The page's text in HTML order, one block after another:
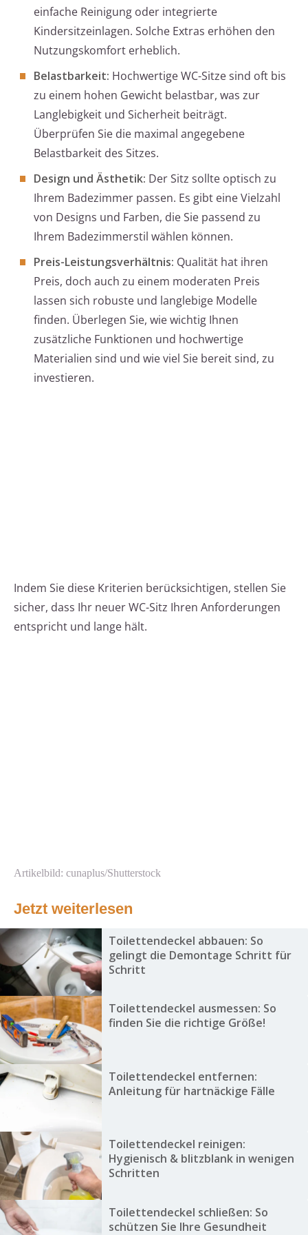
einfache Reinigung oder integrierte
Kindersitzeinlagen. Solche Extras erhöhen den
Nutzungskomfort erheblich.
Belastbarkeit: Hochwertige WC-Sitze sind oft bis
zu einem hohen Gewicht belastbar, was zur
Langlebigkeit und Sicherheit beiträgt.
Überprüfen Sie die maximal angegebene
Belastbarkeit des Sitzes.
Design und Ästhetik: Der Sitz sollte optisch zu
Ihrem Badezimmer passen. Es gibt eine Vielzahl
von Designs und Farben, die Sie passend zu
Ihrem Badezimmerstil wählen können.
Preis-Leistungsverhältnis: Qualität hat ihren
Preis, doch auch zu einem moderaten Preis
lassen sich robuste und langlebige Modelle
finden. Überlegen Sie, wie wichtig Ihnen
zusätzliche Funktionen und hochwertige
Materialien sind und wie viel Sie bereit sind, zu
investieren.
Indem Sie diese Kriterien berücksichtigen, stellen Sie
sicher, dass Ihr neuer WC-Sitz Ihren Anforderungen
entspricht und lange hält.
Artikelbild: cunaplus/Shutterstock
Jetzt weiterlesen
Toilettendeckel abbauen: So
gelingt die Demontage Schritt für
Schritt
Toilettendeckel ausmessen: So
finden Sie die richtige Größe!
Toilettendeckel entfernen:
Anleitung für hartnäckige Fälle
Toilettendeckel reinigen:
Hygienisch & blitzblank in wenigen
Schritten
Toilettendeckel schließen: So
schützen Sie Ihre Gesundheit